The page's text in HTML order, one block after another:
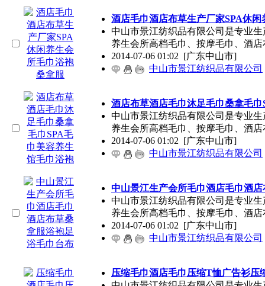
酒店毛巾酒店布草生产厂家SPA休
中山市景江纺织品有限公司是专业
养生会所高档毛巾、按摩毛巾、酒
2014-07-06 01:02 [广东中山市]
中山市景江纺织品有限公司
酒店布草酒店毛巾沐足毛巾桑拿毛
中山市景江纺织品有限公司是专业
养生会所高档毛巾、按摩毛巾、酒
2014-07-06 01:02 [广东中山市]
中山市景江纺织品有限公司
中山景江生产会所毛巾酒店毛巾酒
中山市景江纺织品有限公司是专业
养生会所高档毛巾、按摩毛巾、酒
2014-07-06 01:02 [广东中山市]
中山市景江纺织品有限公司
压缩毛巾酒店毛巾压缩T恤广告衫压